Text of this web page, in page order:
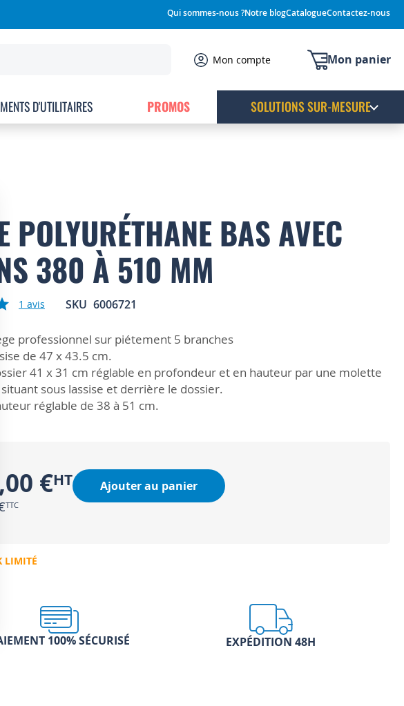
Qui sommes-nous ?Notre blogCatalogueContactez-nous
Mon panier
Mon compte
D'UTILITAIRES PROMOS SOLUTIONS SUR-MESURE
POLYURÉTHANE BAS AVEC
380 À 510 MM
1 avis SKU 6006721
professionnel sur piétement 5 branches
de 47 x 43.5 cm.
41 x 31 cm réglable en profondeur et en hauteur par une molette
situant sous lassise et derrière le dossier.
réglable de 38 à 51 cm.
€ Ajouter au panier
LIMITÉ
100% SÉCURISÉ EXPÉDITION 48H